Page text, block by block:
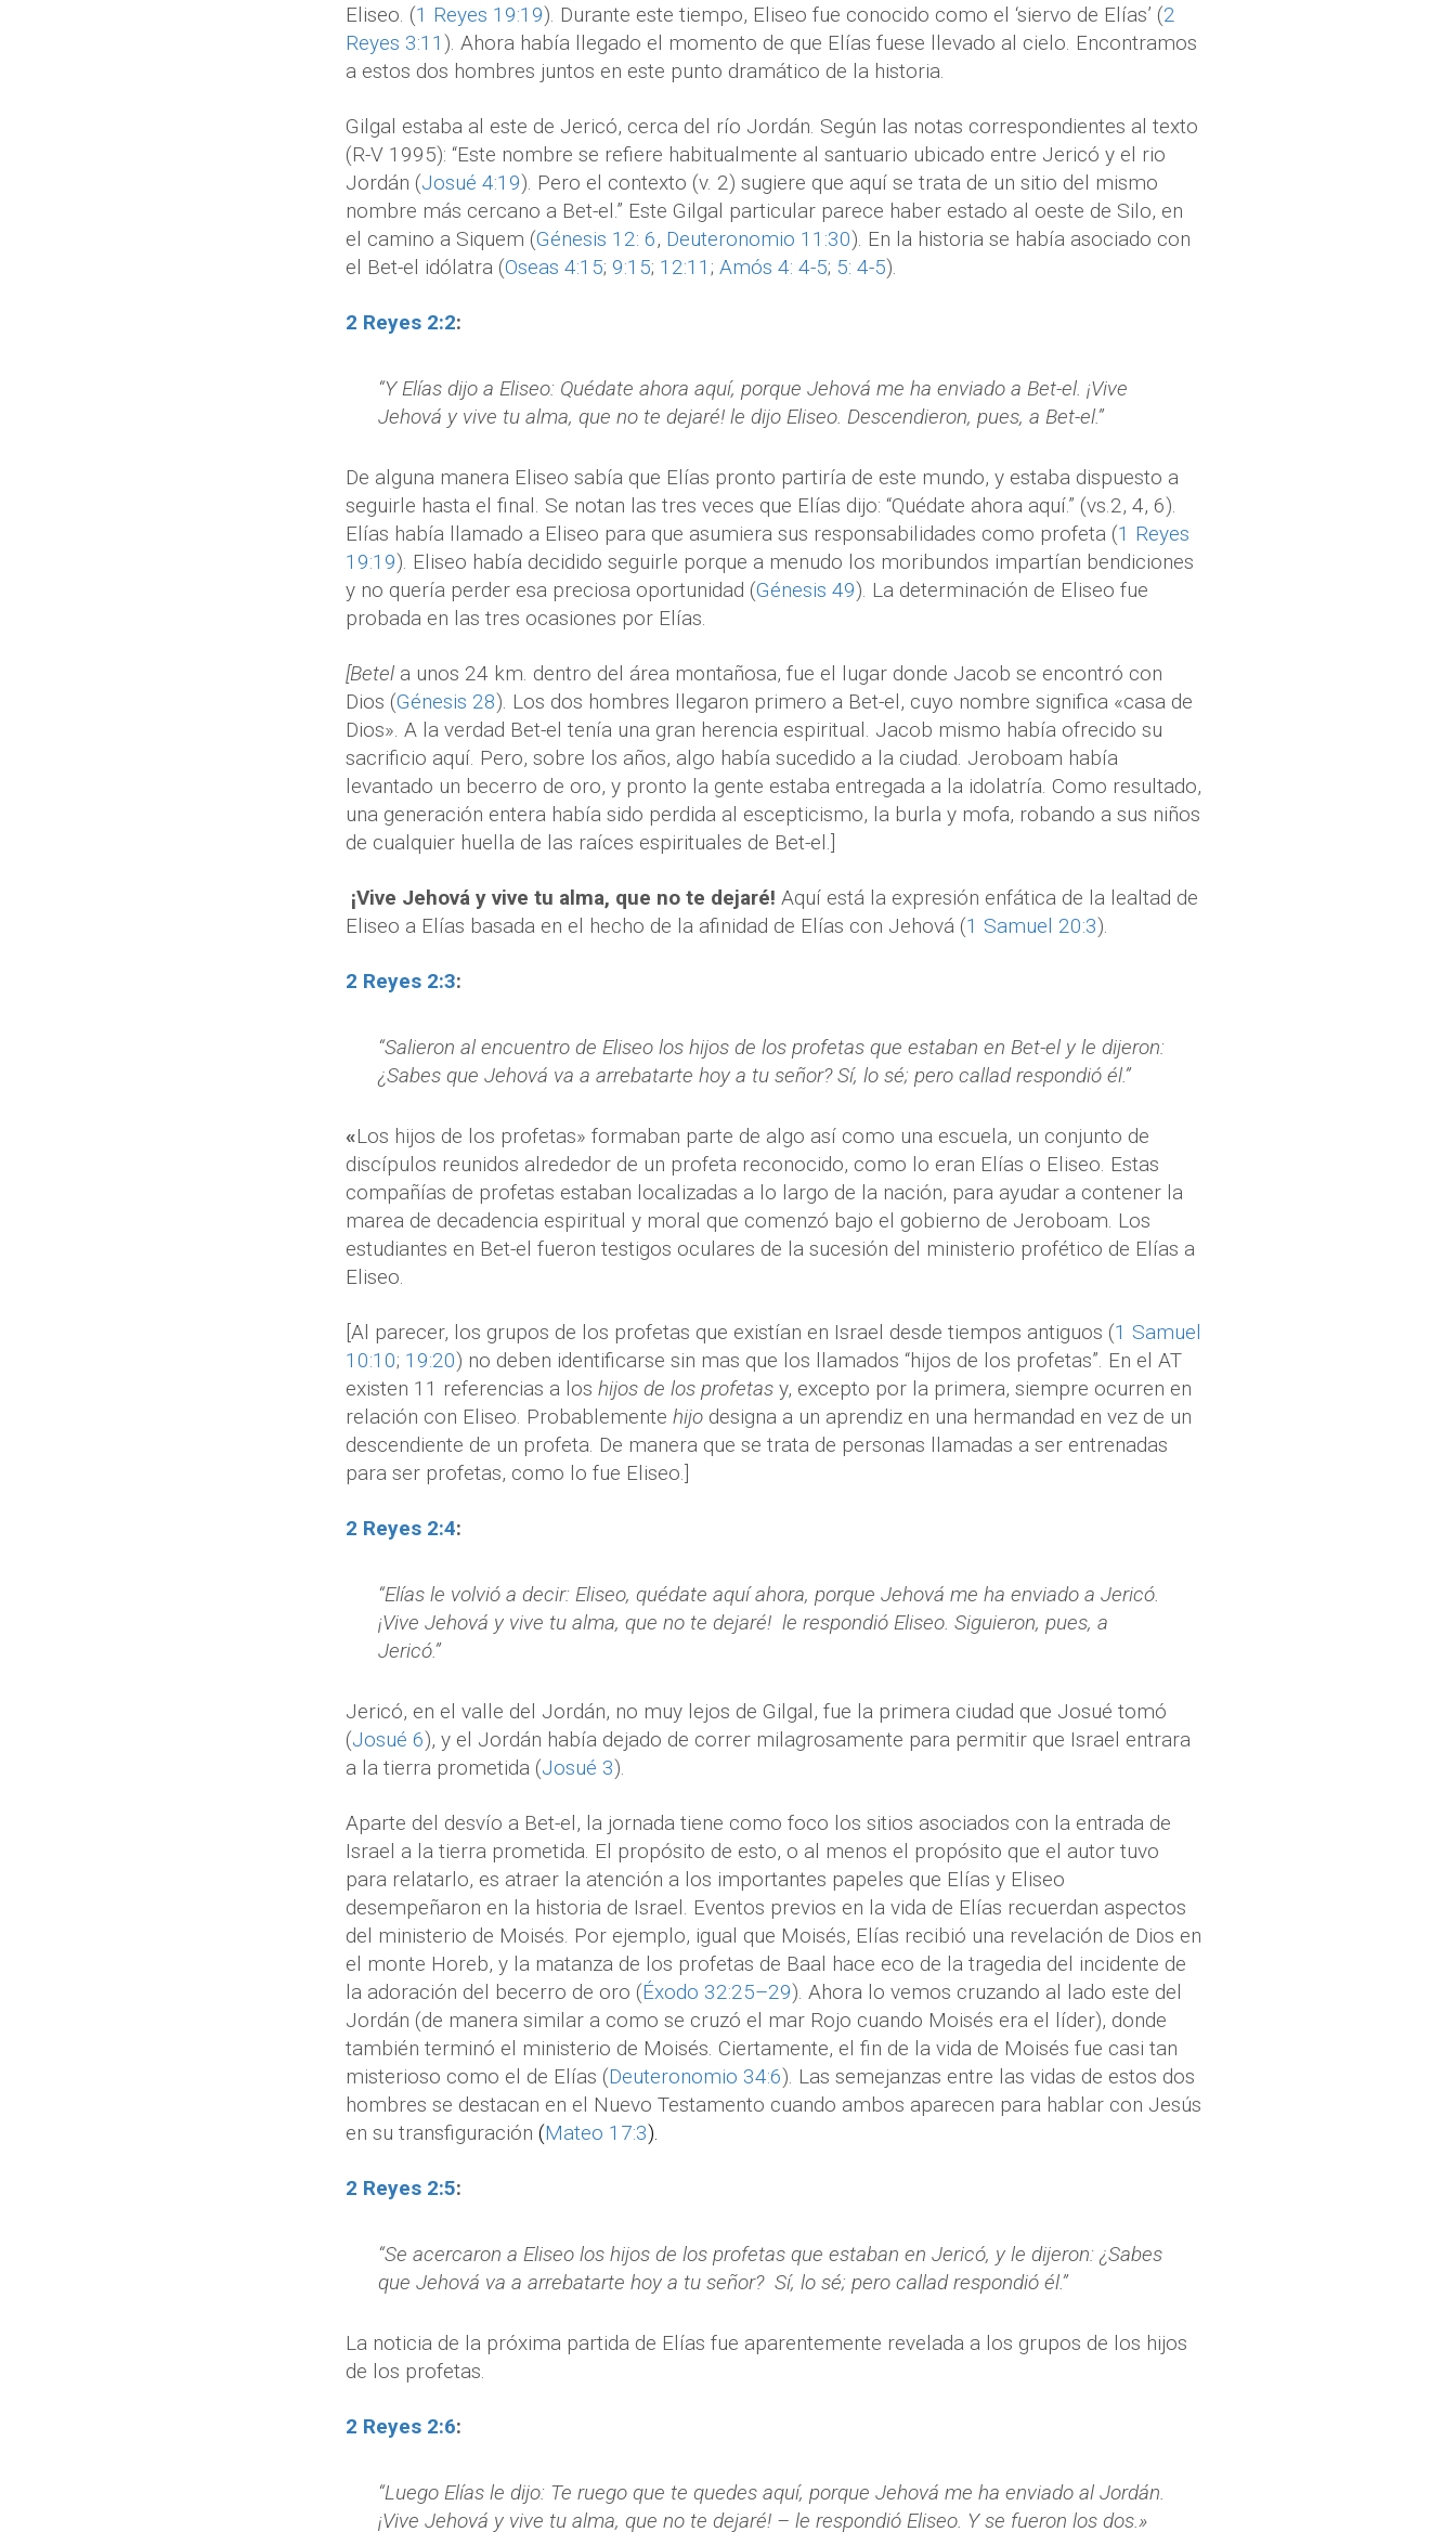
Eliseo. (1 Reyes 19:19). Durante este tiempo, Eliseo fue conocido como el ‘siervo de Elías’ (2
Reyes 3:11 ). Ahora había llegado el momento de que Elías fuese llevado al cielo. Encontramos
a estos dos hombres juntos en este punto dramático de la historia.
Gilgal estaba al este de Jericó, cerca del río Jordán. Según las notas correspondientes al texto
(R-V 1995): “Este nombre se refiere habitualmente al santuario ubicado entre Jericó y el rio
Jordán (Josué 4:19). Pero el contexto (v. 2) sugiere que aquí se trata de un sitio del mismo
nombre más cercano a Bet-el.” Este Gilgal particular parece haber estado al oeste de Silo, en
el camino a Siquem (Génesis 12: 6, Deuteronomio 11:30). En la historia se había asociado con
el Bet-el idólatra (Oseas 4:15; 9:15; 12:11 ; Amós 4: 4-5; 5: 4-5).
2 Reyes 2:2:
“Y Elías dijo a Eliseo: Quédate ahora aquí, porque Jehová me ha enviado a Bet-el. ¡Vive
Jehová y vive tu alma, que no te dejaré! le dijo Eliseo. Descendieron, pues, a Bet-el.”
De alguna manera Eliseo sabía que Elías pronto partiría de este mundo, y estaba dispuesto a
seguirle hasta el final. Se notan las tres veces que Elías dijo: “Quédate ahora aquí.” (vs.2, 4, 6).
Elías había llamado a Eliseo para que asumiera sus responsabilidades como profeta (1 Reyes
19:19). Eliseo había decidido seguirle porque a menudo los moribundos impartían bendiciones
y no quería perder esa preciosa oportunidad (Génesis 49). La determinación de Eliseo fue
probada en las tres ocasiones por Elías.
[Betel a unos 24 km. dentro del área montañosa, fue el lugar donde Jacob se encontró con
Dios (Génesis 28). Los dos hombres llegaron primero a Bet-el, cuyo nombre significa «casa de
Dios». A la verdad Bet-el tenía una gran herencia espiritual. Jacob mismo había ofrecido su
sacrificio aquí. Pero, sobre los años, algo había sucedido a la ciudad. Jeroboam había
levantado un becerro de oro, y pronto la gente estaba entregada a la idolatría. Como resultado,
una generación entera había sido perdida al escepticismo, la burla y mofa, robando a sus niños
de cualquier huella de las raíces espirituales de Bet-el.]
¡Vive Jehová y vive tu alma, que no te dejaré! Aquí está la expresión enfática de la lealtad de
Eliseo a Elías basada en el hecho de la afinidad de Elías con Jehová (1 Samuel 20:3).
2 Reyes 2:3:
“Salieron al encuentro de Eliseo los hijos de los profetas que estaban en Bet-el y le dijeron:
¿Sabes que Jehová va a arrebatarte hoy a tu señor? Sí, lo sé; pero callad respondió él.”
«Los hijos de los profetas» formaban parte de algo así como una escuela, un conjunto de
discípulos reunidos alrededor de un profeta reconocido, como lo eran Elías o Eliseo. Estas
compañías de profetas estaban localizadas a lo largo de la nación, para ayudar a contener la
marea de decadencia espiritual y moral que comenzó bajo el gobierno de Jeroboam. Los
estudiantes en Bet-el fueron testigos oculares de la sucesión del ministerio profético de Elías a
Eliseo.
[Al parecer, los grupos de los profetas que existían en Israel desde tiempos antiguos (1 Samuel
10:10; 19:20) no deben identificarse sin mas que los llamados “hijos de los profetas”. En el AT
existen 11 referencias a los hijos de los profetas y, excepto por la primera, siempre ocurren en
relación con Eliseo. Probablemente hijo designa a un aprendiz en una hermandad en vez de un
descendiente de un profeta. De manera que se trata de personas llamadas a ser entrenadas
para ser profetas, como lo fue Eliseo.]
2 Reyes 2:4:
“Elías le volvió a decir: Eliseo, quédate aquí ahora, porque Jehová me ha enviado a Jericó.
¡Vive Jehová y vive tu alma, que no te dejaré! le respondió Eliseo. Siguieron, pues, a
Jericó.”
Jericó, en el valle del Jordán, no muy lejos de Gilgal, fue la primera ciudad que Josué tomó
(Josué 6), y el Jordán había dejado de correr milagrosamente para permitir que Israel entrara
a la tierra prometida (Josué 3).
Aparte del desvío a Bet-el, la jornada tiene como foco los sitios asociados con la entrada de
Israel a la tierra prometida. El propósito de esto, o al menos el propósito que el autor tuvo
para relatarlo, es atraer la atención a los importantes papeles que Elías y Eliseo
desempeñaron en la historia de Israel. Eventos previos en la vida de Elías recuerdan aspectos
del ministerio de Moisés. Por ejemplo, igual que Moisés, Elías recibió una revelación de Dios en
el monte Horeb, y la matanza de los profetas de Baal hace eco de la tragedia del incidente de
la adoración del becerro de oro (Éxodo 32:25–29). Ahora lo vemos cruzando al lado este del
Jordán (de manera similar a como se cruzó el mar Rojo cuando Moisés era el líder), donde
también terminó el ministerio de Moisés. Ciertamente, el fin de la vida de Moisés fue casi tan
misterioso como el de Elías (Deuteronomio 34:6). Las semejanzas entre las vidas de estos dos
hombres se destacan en el Nuevo Testamento cuando ambos aparecen para hablar con Jesús
en su transfiguración (Mateo 17:3).
2 Reyes 2:5:
“Se acercaron a Eliseo los hijos de los profetas que estaban en Jericó, y le dijeron: ¿Sabes
que Jehová va a arrebatarte hoy a tu señor? Sí, lo sé; pero callad respondió él.”
La noticia de la próxima partida de Elías fue aparentemente revelada a los grupos de los hijos
de los profetas.
2 Reyes 2:6:
“Luego Elías le dijo: Te ruego que te quedes aquí, porque Jehová me ha enviado al Jordán.
¡Vive Jehová y vive tu alma, que no te dejaré! – le respondió Eliseo. Y se fueron los dos.»